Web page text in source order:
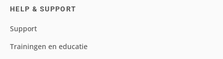
HELP & SUPPORT
Support
Trainingen en educatie